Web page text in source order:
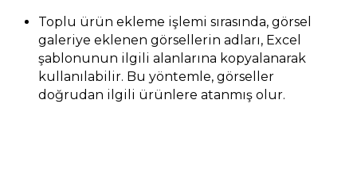
Toplu ürün ekleme işlemi sırasında, görsel
galeriye eklenen görsellerin adları, Excel
şablonunun ilgili alanlarına kopyalanarak
kullanılabilir. Bu yöntemle, görseller
doğrudan ilgili ürünlere atanmış olur.